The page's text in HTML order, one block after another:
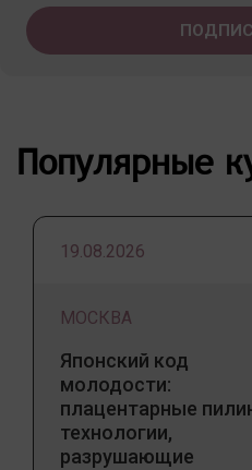
Популярные
19.08.2026
МОСКВА
Японский код
молодости:
плацентарные
технологии,
разрушающие